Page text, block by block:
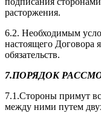
расторжения.
6.2. Необходимым
настоящего Договора
обязательств.
7.ПОРЯДОК
7.1.Стороны примут
между ними путем